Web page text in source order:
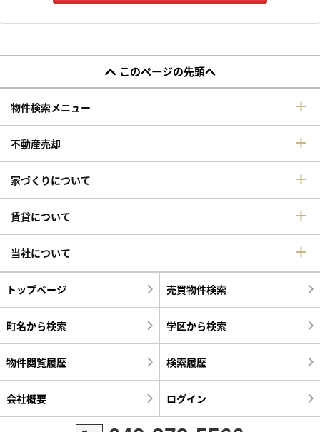
このページの先頭へ
物件検索メニュー
不動産売却
家づくりについて
賃貸について
当社について
トップページ 売買物件検索
町名から検索 学区から検索
物件閲覧履歴 検索履歴
会社概要 ログイン